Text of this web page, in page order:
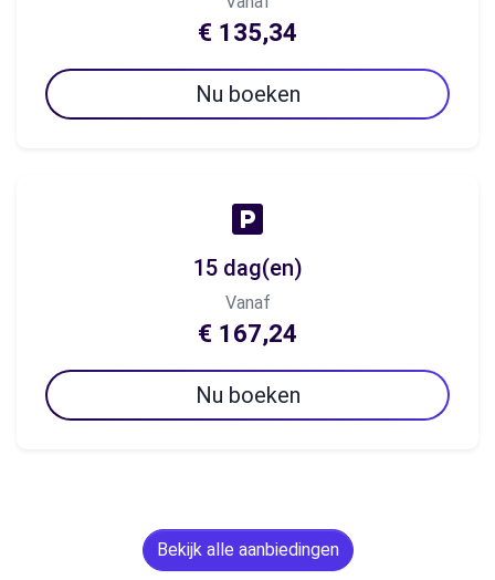
€ 135,34
Nu boeken
15 dag(en)
Vanaf
€ 167,24
Nu boeken
Bekijk alle aanbiedingen